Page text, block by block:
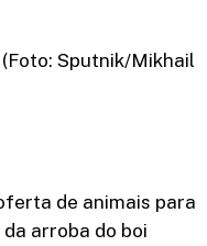
Sputnik/Mikhail
de animais para
arroba do boi